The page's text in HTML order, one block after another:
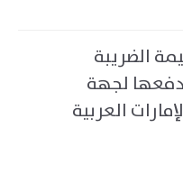
الضريبة
لجهة
العربية